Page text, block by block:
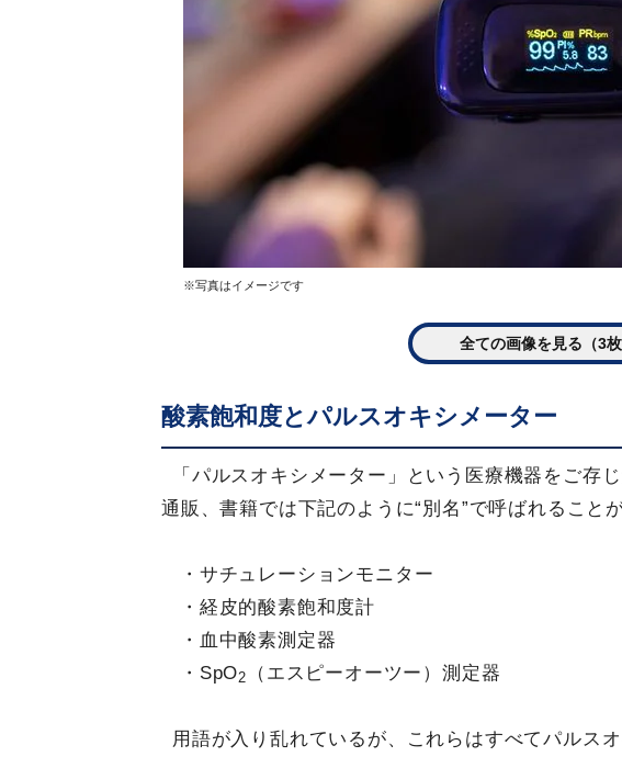
※写真はイメージです
全ての画像を見る（3枚
酸素飽和度とパルスオキシメーター
「パルスオキシメーター」という医療機器をご存
通販、書籍では下記のように“別名”で呼ばれることが
・サチュレーションモニター
・経皮的酸素飽和度計
・血中酸素測定器
・SpO2 （エスピーオーツー）測定器
用語が入り乱れているが、これらはすべてパルス